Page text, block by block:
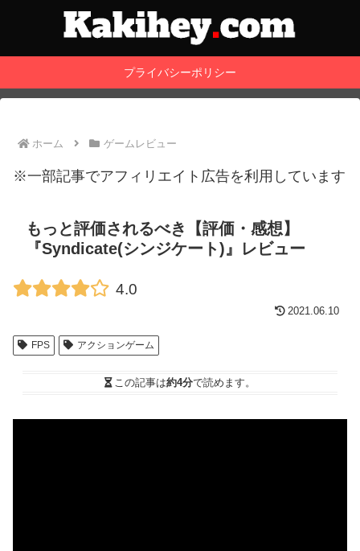
プライバシーポリシー
ホーム ゲームレビュー
※一部記事でアフィリエイト広告を利用しています
もっと評価されるべき【評価・感想】
『Syndicate(シンジケート)』レビュー
4.0
2021.06.10
FPS アクションゲーム
この記事は約4分で読めます。